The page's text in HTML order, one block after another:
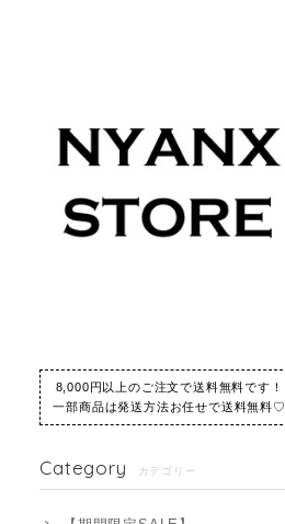
8,000円以上のご注文で送料無料です！
一部商品は発送方法お任せで送料無料♡
Category カテゴリー